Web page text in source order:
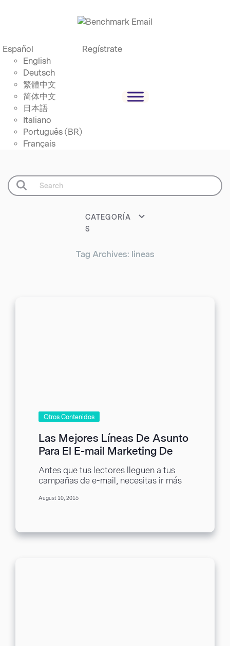
Español
English
Deutsch
繁體中文
简体中文
日本語
Italiano
Português (BR)
Français
Regístrate
CATEGORÍA
S
Tag Archives: lineas
Otros Contenidos
Las Mejores Líneas De Asunto
Para El E-mail Marketing De
Negocios Minoristas
Antes que tus lectores lleguen a tus
campañas de e-mail, necesitas ir más
August 10, 2015